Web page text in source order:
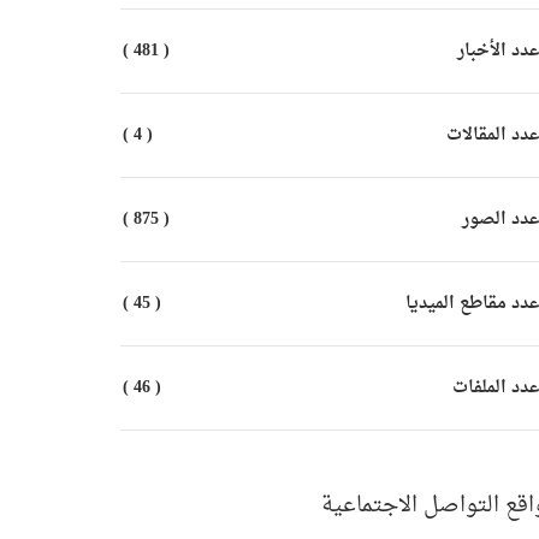
عدد الأخبار ( 481 )
عدد المقالات ( 4 )
عدد الصور ( 875 )
عدد مقاطع الميديا ( 45 )
عدد الملفات ( 46 )
التواصل الاجتماعية